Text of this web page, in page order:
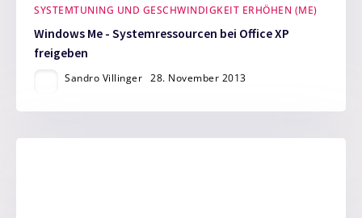
SYSTEMTUNING UND GESCHWINDIGKEIT ERHÖHEN (ME)
Windows Me - Systemressourcen bei Office XP
freigeben
Sandro Villinger 28. November 2013